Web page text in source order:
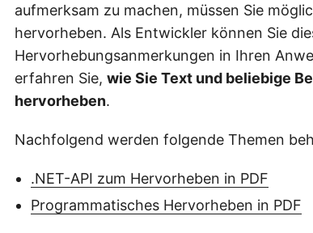
aufmerksam zu machen, müssen Sie
hervorheben. Als Entwickler können Sie
Hervorhebungsanmerkungen in Ihren
erfahren Sie, wie Sie Text und beliebige
hervorheben.
Nachfolgend werden folgende Themen
.NET-API zum Hervorheben in PDF
Programmatisches Hervorheben in PDF